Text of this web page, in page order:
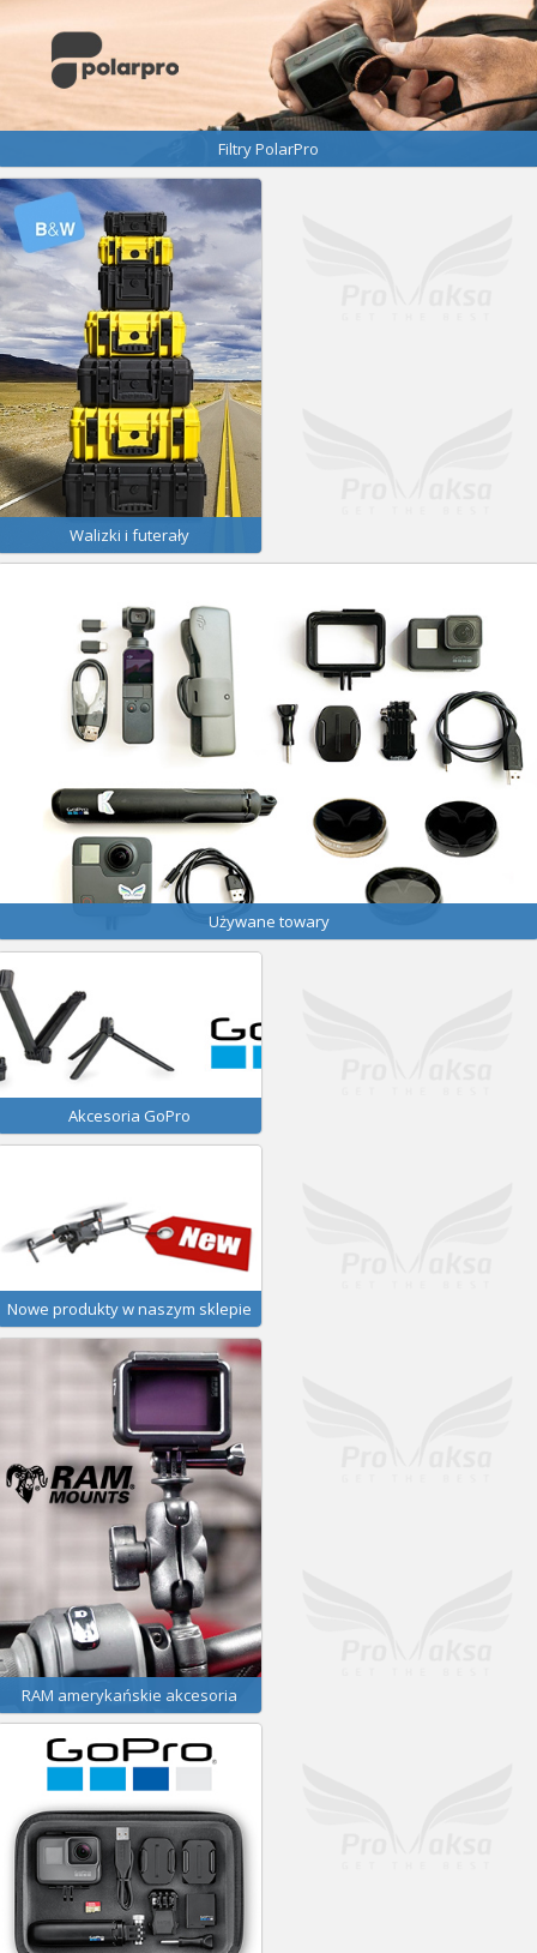
Filtry PolarPro
Walizki i futerały
Używane towary
Akcesoria GoPro
Nowe produkty w naszym sklepie
RAM amerykańskie akcesoria